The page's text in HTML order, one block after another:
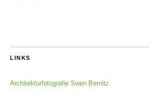
LINKS
Architekturfotografie Swen Bernitz